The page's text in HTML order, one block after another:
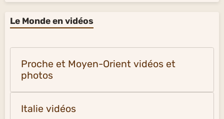
Le Monde en vidéos
Proche et Moyen-Orient vidéos et
photos
Italie vidéos